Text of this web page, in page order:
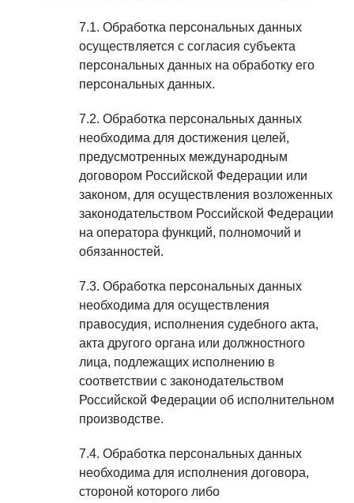
Обработка персональных данных
осуществляется с согласия субъекта
персональных данных на обработку его
персональных данных.
Обработка персональных данных
необходима для достижения целей,
предусмотренных международным
договором Российской Федерации или
законом, для осуществления возложенных
законодательством Российской Федерации
на оператора функций, полномочий и
обязанностей.
Обработка персональных данных
необходима для осуществления
правосудия, исполнения судебного акта,
акта другого органа или должностного
лица, подлежащих исполнению в
соответствии с законодательством
Российской Федерации об исполнительном
производстве.
Обработка персональных данных
необходима для исполнения договора,
стороной которого либо